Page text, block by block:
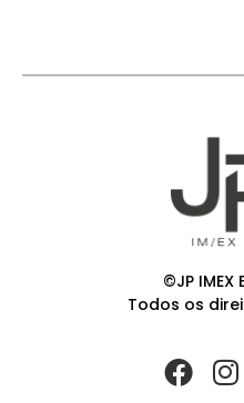
©JP IMEX
Todos os